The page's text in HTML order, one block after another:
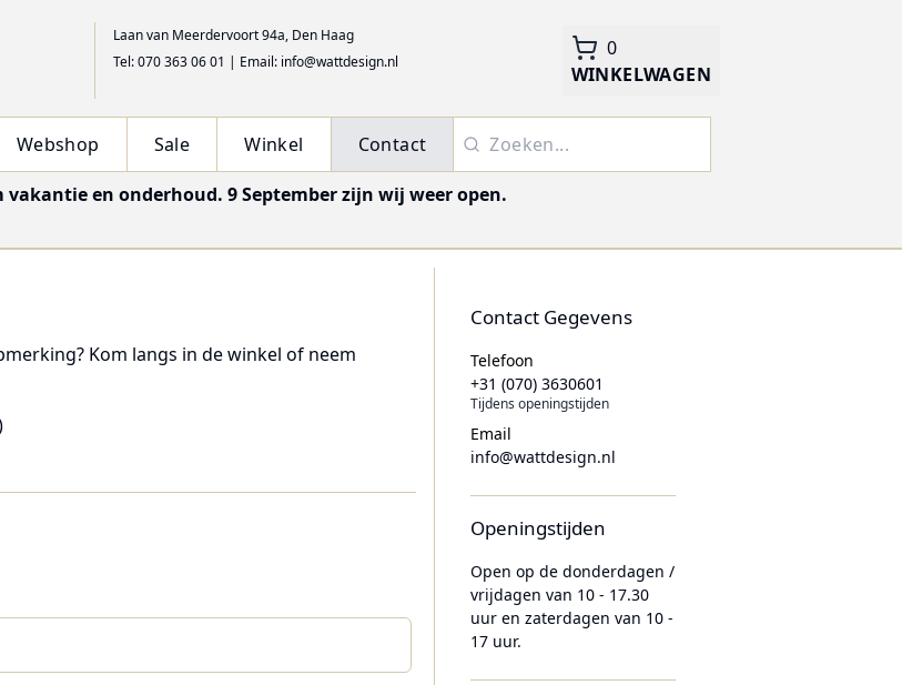
Laan van Meerdervoort 94a, Den Haag
Tel: 070 363 06 01 | Email: info@wattdesign.nl
0
WINKELWAGEN
Webshop Sale Winkel Contact
en onderhoud. 9 September zijn wij weer open.
Kom langs in de winkel of neem
Contact Gegevens
Telefoon
+31 (070) 3630601
Tijdens openingstijden
Email
info@wattdesign.nl
Openingstijden
Open op de donderdagen /
vrijdagen van 10 - 17.30
uur en zaterdagen van 10 -
17 uur.